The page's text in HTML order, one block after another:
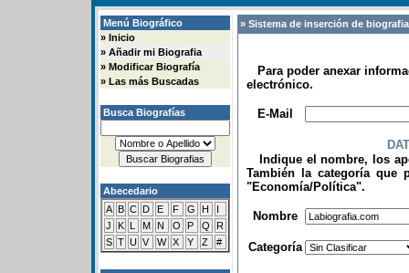
Menú Biográfico
» Inicio
» Añadir mi Biografia
» Modificar Biografía
» Las más Buscadas
Busca Biografías
Abecedario
A B C D E F G H
I
J
K L M N O P Q
R
S T U V W X Y Z #
» Sistema de inserción de
Para poder anexar
electrónico.
E-Mail
Indique el nombre, los
También la categoría que
"Economía/Política".
Nombre
Categoría